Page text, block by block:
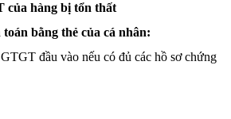
của hàng bị tổn thất
bằng thẻ của cá nhân:
đầu vào nếu có đủ các hồ sơ chứng